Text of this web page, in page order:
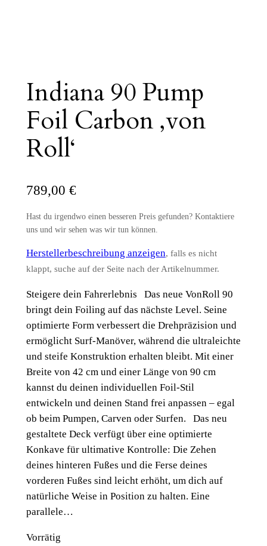
Indiana 90 Pump
Foil Carbon ‚von
Roll‘
789,00 €
Hast du irgendwo einen besseren Preis gefunden? Kontaktiere
uns und wir sehen was wir tun können.
Herstellerbeschreibung anzeigen, falls es nicht
klappt, suche auf der Seite nach der Artikelnummer.
Steigere dein Fahrerlebnis Das neue VonRoll 90
bringt dein Foiling auf das nächste Level. Seine
optimierte Form verbessert die Drehpräzision und
ermöglicht Surf-Manöver, während die ultraleichte
und steife Konstruktion erhalten bleibt. Mit einer
Breite von 42 cm und einer Länge von 90 cm
kannst du deinen individuellen Foil-Stil
entwickeln und deinen Stand frei anpassen – egal
ob beim Pumpen, Carven oder Surfen. Das neu
gestaltete Deck verfügt über eine optimierte
Konkave für ultimative Kontrolle: Die Zehen
deines hinteren Fußes und die Ferse deines
vorderen Fußes sind leicht erhöht, um dich auf
natürliche Weise in Position zu halten. Eine
parallele…
Vorrätig